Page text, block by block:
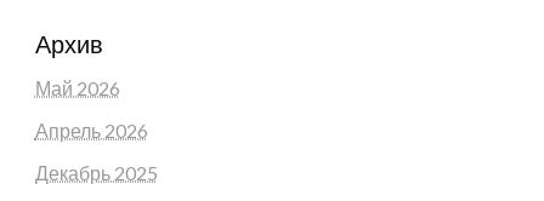
Архив
Май 2026
Апрель 2026
Декабрь 2025